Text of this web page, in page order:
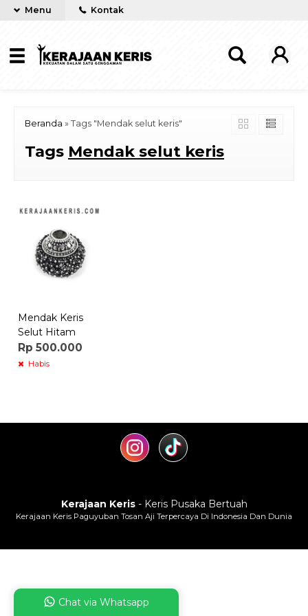
Menu Kontak
Beranda » Tags "Mendak selut keris"
Tags Mendak selut keris
Mendak Keris
Selut Hitam
Rp 500.000
Habis
Kerajaan Keris- Keris Pusaka Bertuah
Kerajaan Keris Paguyuban Tosan Aji Terpercaya Di Indonesia Dan Dunia
Chat via Whatsapp